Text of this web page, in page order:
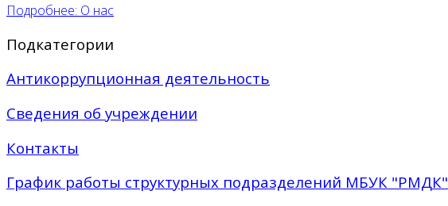
Подробнее: О нас
Подкатегории
Антикоррупционная деятельность
Сведения об учреждении
Контакты
График работы структурных подразделений МБУК "РМДК"